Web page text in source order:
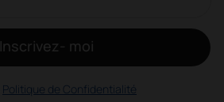
Inscrivez- moi
Politique de Confidentialité